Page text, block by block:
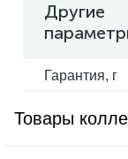
Другие
Гарантия, г
Товары